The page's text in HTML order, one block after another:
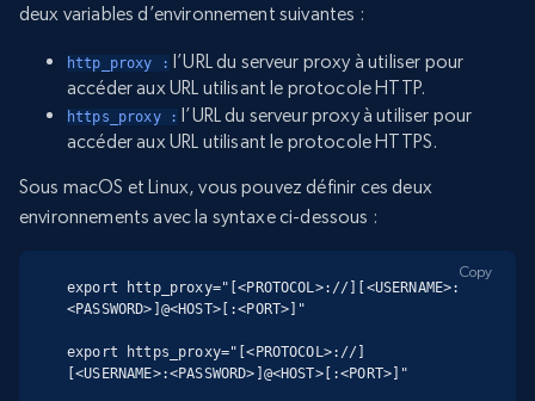
deux variables d’environnement suivantes :
http_proxy : l’URL du serveur proxy à utiliser pour
accéder aux URL utilisant le protocole HTTP.
https_proxy : l’URL du serveur proxy à utiliser pour
accéder aux URL utilisant le protocole HTTPS.
Sous macOS et Linux, vous pouvez définir ces deux
environnements avec la syntaxe ci-dessous :
export http_proxy="[<PROTOCOL>://][<USERNAME>:
<PASSWORD>]@<HOST>[:<PORT>]"
export https_proxy="[<PROTOCOL>://]
[<USERNAME>:<PASSWORD>]@<HOST>[:<PORT>]"
Copy